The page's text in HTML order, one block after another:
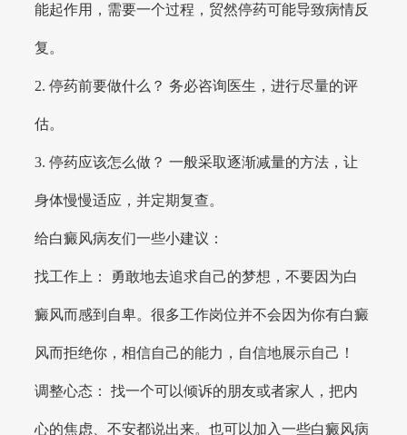
能起作用，需要一个过程，贸然停药可能导致病情反
复。
2. 停药前要做什么？ 务必咨询医生，进行尽量的评
估。
3. 停药应该怎么做？ 一般采取逐渐减量的方法，让
身体慢慢适应，并定期复查。
给白癜风病友们一些小建议：
找工作上： 勇敢地去追求自己的梦想，不要因为白
癜风而感到自卑。很多工作岗位并不会因为你有白癜
风而拒绝你，相信自己的能力，自信地展示自己！
调整心态： 找一个可以倾诉的朋友或者家人，把内
心的焦虑、不安都说出来。也可以加入一些白癜风病